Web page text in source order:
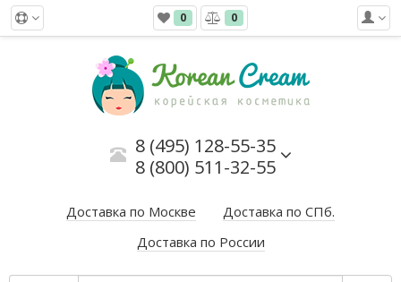
0 0
8 (495) 128-55-35
8 (800) 511-32-55
Доставка по Москве
Доставка по СПб.
Доставка по России